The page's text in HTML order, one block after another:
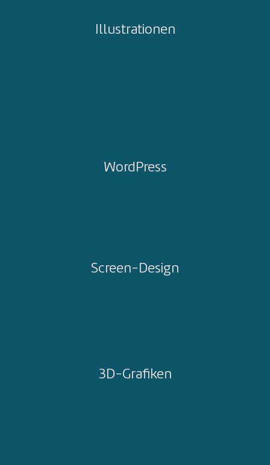
Illustrationen
WordPress
Screen-Design
3D-Grafiken